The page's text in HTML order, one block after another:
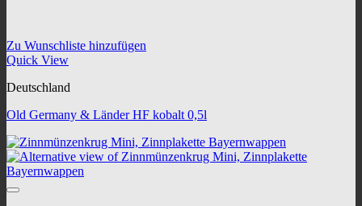
Zu Wunschliste hinzufügen
Quick View
Deutschland
Old Germany & Länder HF kobalt 0,5l